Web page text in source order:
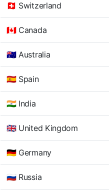
🇨🇭 Switzerland
🇨🇦 Canada
🇦🇺 Australia
🇪🇸 Spain
🇮🇳 India
🇬🇧 United Kingdom
🇩🇪 Germany
🇷🇺 Russia